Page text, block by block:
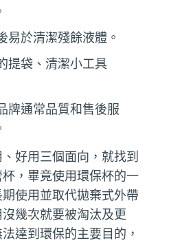
易於清潔殘餘液體。
提袋、清潔小工具
牌通常品質和售後服
好用三個面向，就找到
，畢竟使用環保杯的一
使用並取代拋棄式外帶
幾次就要被淘汰及更
達到環保的主要目的，